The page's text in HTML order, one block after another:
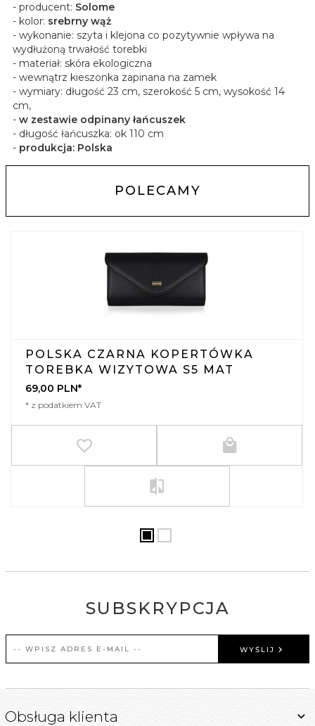
- producent: Solome
- kolor: srebrny wąż
- wykonanie: szyta i klejona co pozytywnie wpływa na
wydłużoną trwałość torebki
- materiał: skóra ekologiczna
- wewnątrz kieszonka zapinana na zamek
- wymiary: długość 23 cm, szerokość 5 cm, wysokość 14
cm,
- w zestawie odpinany łańcuszek
- długość łańcuszka: ok 110 cm
- produkcja: Polska
POLECAMY
POLSKA CZARNA KOPERTÓWKA
TOREBKA WIZYTOWA S5 MAT
69,00 PLN*
* z podatkiem VAT
SUBSKRYPCJA
WYŚLIJ
Obsługa klienta